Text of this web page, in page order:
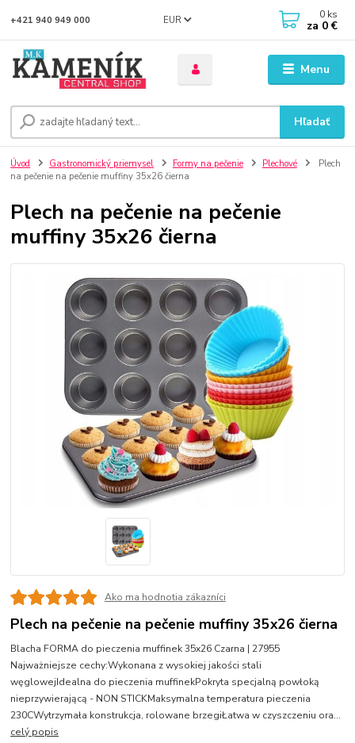
Menu
EUR
Hľadať
+421 940 949 000 0 ks
za 0 €
Úvod Gastronomický priemysel Formy na pečenie Plechové
Plech
na pečenie na pečenie muffiny 35x26 čierna
Plech na pečenie na pečenie
muffiny 35x26 čierna
Ako ma hodnotia zákazníci
Plech na pečenie na pečenie muffiny 35x26 čierna
Blacha FORMA do pieczenia muffinek 35x26 Czarna | 27955
Najważniejsze cechy:Wykonana z wysokiej jakości stali
węglowejIdealna do pieczenia muffinekPokryta specjalną powłoką
nieprzywierającą - NON STICKMaksymalna temperatura pieczenia
230CWytrzymała konstrukcja, rolowane brzegiŁatwa w czyszczeniu ora...
celý popis